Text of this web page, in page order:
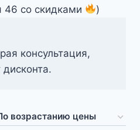
46 со скидками
)
консультация,